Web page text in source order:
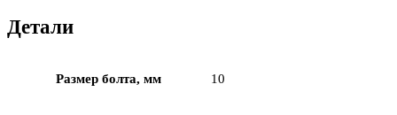
Детали
Размер болта, мм 10